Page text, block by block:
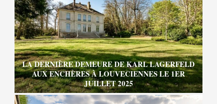
LA DERNIÈRE DEMEURE DE KARL LAGERFELD
AUX ENCHÈRES À LOUVECIENNES LE 1ER
JUILLET 2025